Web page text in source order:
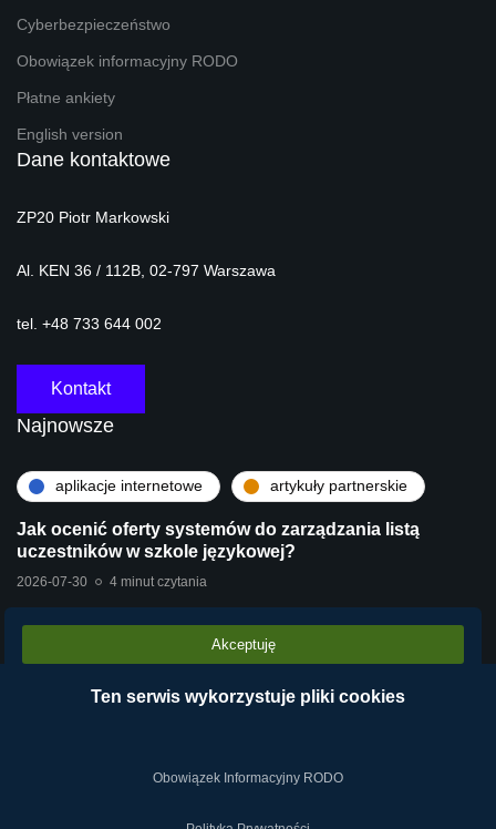
Cyberbezpieczeństwo
Obowiązek informacyjny RODO
Płatne ankiety
English version
Dane kontaktowe
ZP20 Piotr Markowski
Al. KEN 36 / 112B, 02-797 Warszawa
tel. +48 733 644 002
Kontakt
Najnowsze
aplikacje internetowe artykuły partnerskie
Jak ocenić oferty systemów do zarządzania listą
uczestników w szkole językowej?
2026-07-30 4 minut czytania
technologie
Stara centrala vs Wirtualna Centrala Telefoniczna
Akceptuję
Ten serwis wykorzystuje pliki cookies
Obowiązek Informacyjny RODO